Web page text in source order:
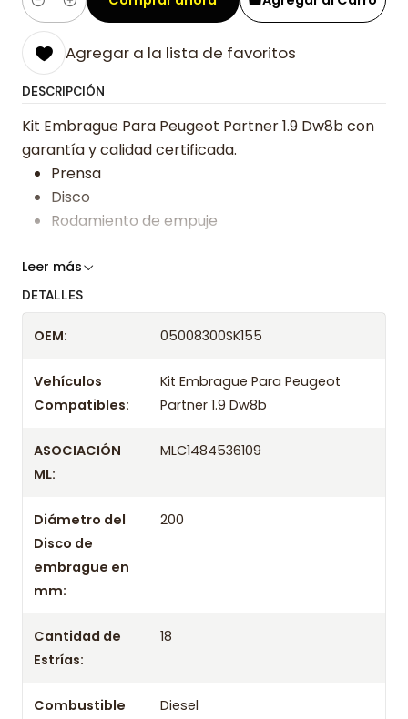
Cantidad
Agregar a la lista de favoritos
DESCRIPCIÓN
Kit Embrague Para Peugeot Partner 1.9 Dw8b con
garantía y calidad certificada.
Prensa
Disco
Rodamiento de empuje
Somos especialistas en embragues desde 2019,
tienda previo correo de confirmación.
Leer más
DETALLES
OEM: 05008300SK155
Vehículos
Compatibles:
Kit Embrague Para Peugeot
Partner 1.9 Dw8b
ASOCIACIÓN
ML:
MLC1484536109
Diámetro del
Disco de
embrague en
mm:
200
Cantidad de
Estrías:
18
Combustible
Diesel